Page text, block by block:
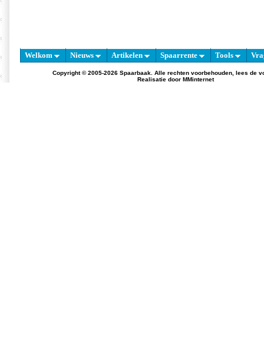
Welkom Nieuws Artikelen Spaarrente Tools
Copyright © 2005-2026 Spaarbaak. Alle rechten voorbehouden, lees de
Realisatie door MMinternet